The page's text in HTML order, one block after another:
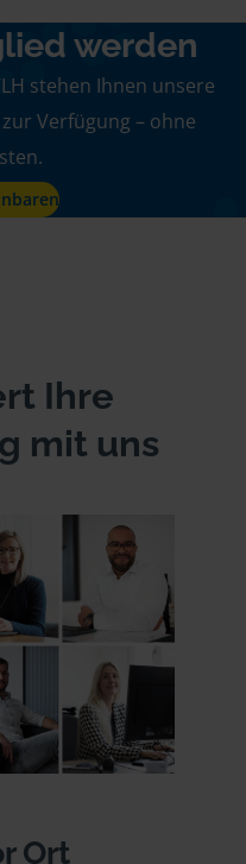
werden
stehen Ihnen unsere
Verfügung – ohne
Ihre
mit uns
Ort